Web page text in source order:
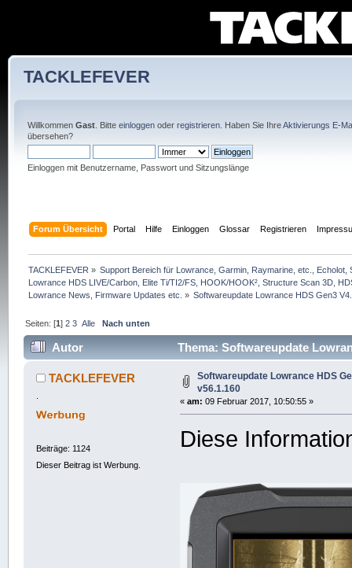
TACKLEFEVER
Willkommen Gast. Bitte einloggenoder registrieren. Haben Sie IhreAktivierungs E-
übersehen?
Einloggen mit Benutzername, Passwort und Sitzungslänge
Forum Übersicht Portal Hilfe Einloggen Glossar Registrieren
TACKLEFEVER » Support Bereich für Lowrance, Garmin, Raymarine, etc.,
Lowrance HDS LIVE/Carbon, Elite Ti/TI2/FS, HOOK/HOOK², Structure Scan 3D,
Lowrance News, Firmware Updates etc. » Softwareupdate Lowrance HDS Gen3
Seiten: [1]2 3 Alle Nach unten
Autor Thema: Softwareupdate
TACKLEFEVER
Beiträge: 1124
Dieser Beitrag ist Werbung.
Softwareupdate Lowrance HDS
v56.1.160
«am: 09 Februar 2017, 10:50:55 »
Diese